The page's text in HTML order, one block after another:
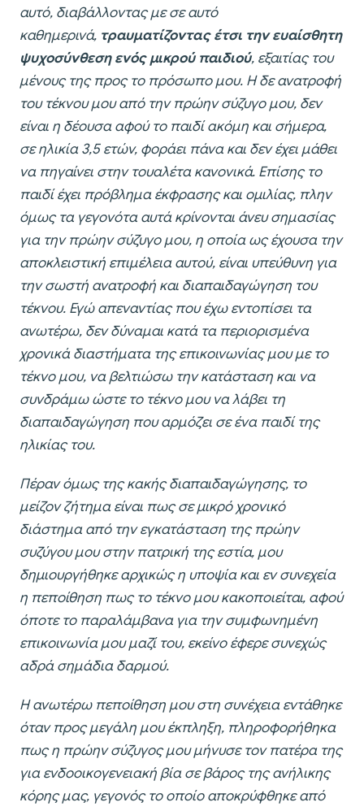
αυτό, διαβάλλοντας με σε αυτό
καθημερινά, τραυματίζοντας έτσι την ευαίσθητη
ψυχοσύνθεση ενός μικρού παιδιού, εξαιτίας του
μένους της προς το πρόσωπο μου. Η δε ανατροφή
του τέκνου μου από την πρώην σύζυγο μου, δεν
είναι η δέουσα αφού το παιδί ακόμη και σήμερα,
σε ηλικία 3,5 ετών, φοράει πάνα και δεν έχει μάθει
να πηγαίνει στην τουαλέτα κανονικά. Επίσης το
παιδί έχει πρόβλημα έκφρασης και ομιλίας, πλην
όμως τα γεγονότα αυτά κρίνονται άνευ σημασίας
για την πρώην σύζυγο μου, η οποία ως έχουσα την
αποκλειστική επιμέλεια αυτού, είναι υπεύθυνη για
την σωστή ανατροφή και διαπαιδαγώγηση του
τέκνου. Εγώ απεναντίας που έχω εντοπίσει τα
ανωτέρω, δεν δύναμαι κατά τα περιορισμένα
χρονικά διαστήματα της επικοινωνίας μου με το
τέκνο μου, να βελτιώσω την κατάσταση και να
συνδράμω ώστε το τέκνο μου να λάβει τη
διαπαιδαγώγηση που αρμόζει σε ένα παιδί της
ηλικίας του.
Πέραν όμως της κακής διαπαιδαγώγησης, το
μείζον ζήτημα είναι πως σε μικρό χρονικό
διάστημα από την εγκατάσταση της πρώην
συζύγου μου στην πατρική της εστία, μου
δημιουργήθηκε αρχικώς η υποψία και εν συνεχεία
η πεποίθηση πως το τέκνο μου κακοποιείται, αφού
όποτε το παραλάμβανα για την συμφωνημένη
επικοινωνία μου μαζί του, εκείνο έφερε συνεχώς
αδρά σημάδια δαρμού.
Η ανωτέρω πεποίθηση μου στη συνέχεια εντάθηκε
όταν προς μεγάλη μου έκπληξη, πληροφορήθηκα
πως η πρώην σύζυγος μου μήνυσε τον πατέρα της
για ενδοοικογενειακή βία σε βάρος της ανήλικης
κόρης μας, γεγονός το οποίο αποκρύφθηκε από